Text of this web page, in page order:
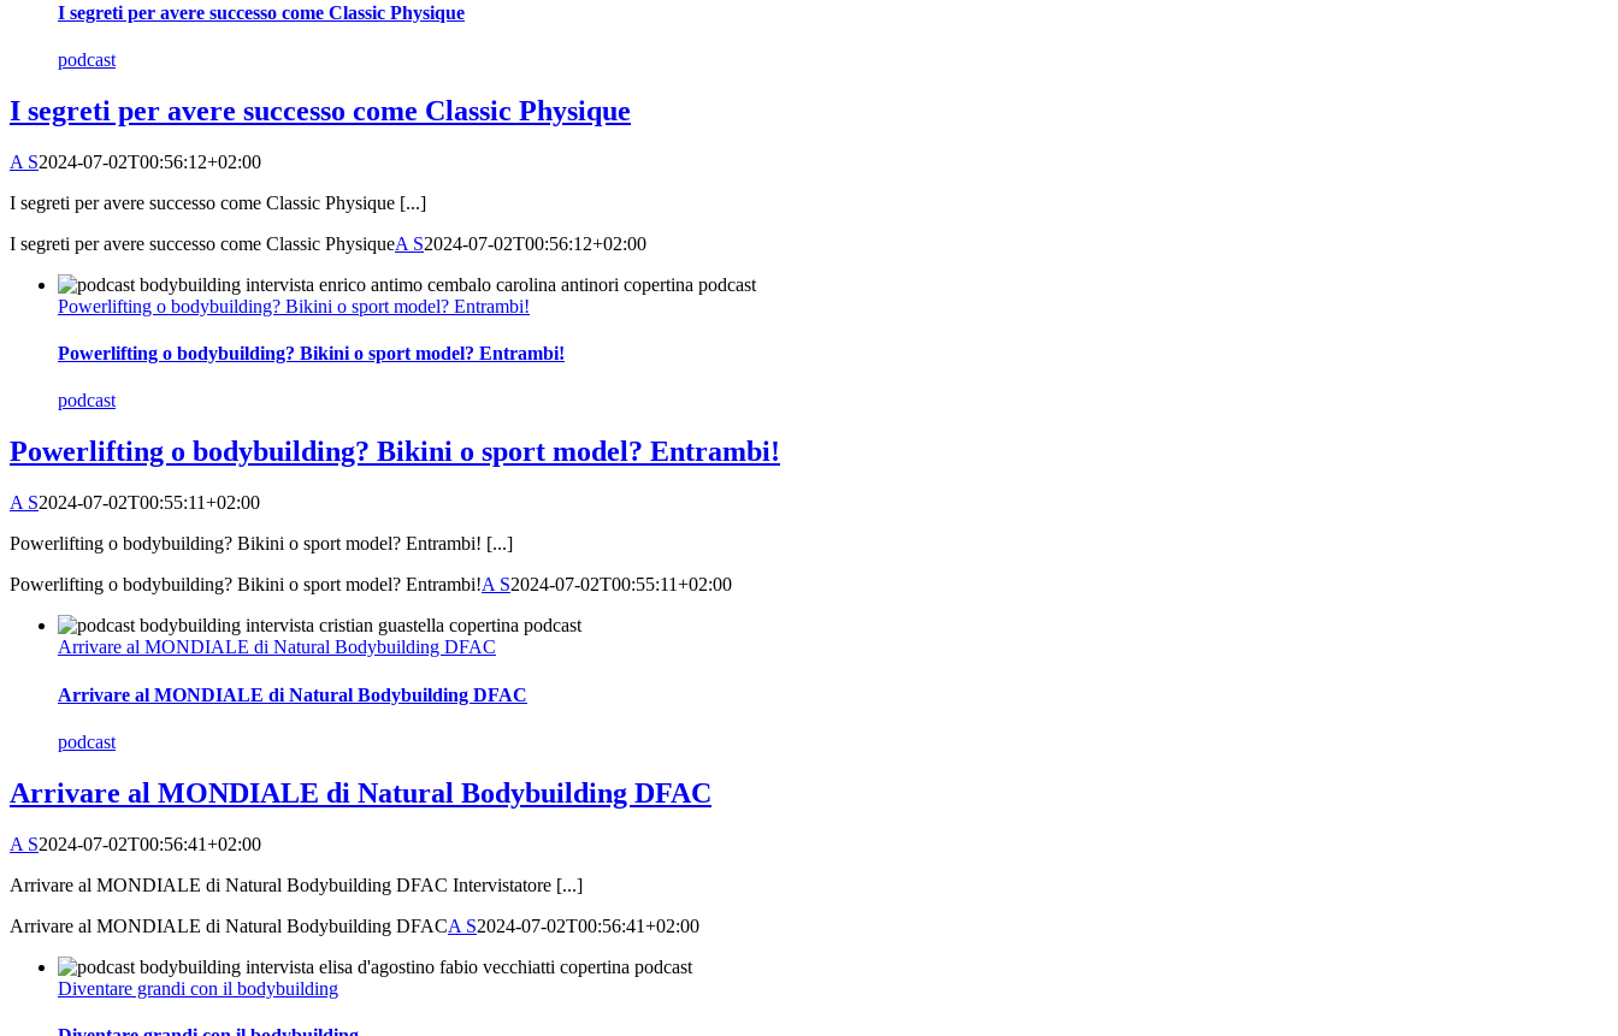
I segreti per avere successo come Classic Physique
podcast
I segreti per avere successo come Classic Physique
A S2024-07-02T00:56:12+02:00
I segreti per avere successo come Classic Physique [...]
I segreti per avere successo come Classic PhysiqueA S2024-07-02T00:56:12+02:00
Powerlifting o bodybuilding? Bikini o sport model? Entrambi!
Powerlifting o bodybuilding? Bikini o sport model? Entrambi!
podcast
Powerlifting o bodybuilding? Bikini o sport model? Entrambi!
A S2024-07-02T00:55:11+02:00
Powerlifting o bodybuilding? Bikini o sport model? Entrambi! [...]
Powerlifting o bodybuilding? Bikini o sport model? Entrambi!A S2024-07-02T00:55:11+02:00
Arrivare al MONDIALE di Natural Bodybuilding DFAC
Arrivare al MONDIALE di Natural Bodybuilding DFAC
podcast
Arrivare al MONDIALE di Natural Bodybuilding DFAC
A S2024-07-02T00:56:41+02:00
Arrivare al MONDIALE di Natural Bodybuilding DFAC Intervistatore [...]
Arrivare al MONDIALE di Natural Bodybuilding DFACA S2024-07-02T00:56:41+02:00
Diventare grandi con il bodybuilding